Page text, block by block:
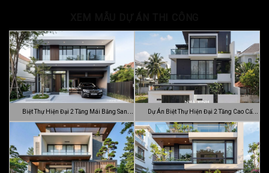
Biệt Thự Hiện Đại 2 Tầng Mái Bằng Sang Dự Án Biệt Thự Hiện Đại 2 Tầng Cao Cấp
Đ…